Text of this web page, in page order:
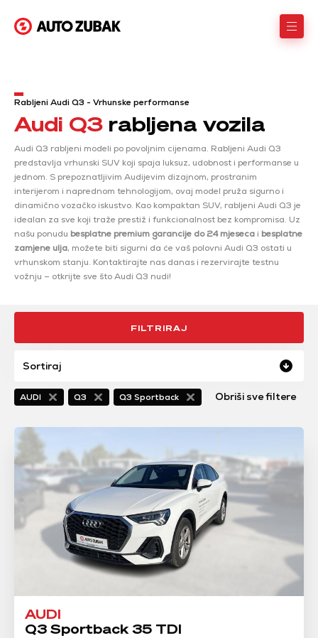
Audi Q3 rabljena vozila
Audi Q3 rabljeni modeli po povoljnim cijenama. Rabljeni Audi Q3
predstavlja vrhunski SUV koji spaja luksuz, udobnost i performanse u
jednom. S prepoznatljivim Audijevim dizajnom, prostranim
interijerom i naprednom tehnologijom, ovaj model pruža sigurno i
dinamično vozačko iskustvo. Kao kompaktan SUV, rabljeni Audi Q3 je
idealan za sve koji traže prestiž i funkcionalnost bez kompromisa. Uz
našu ponudu besplatne premium garancije do 24 mjeseca i besplatne
zamjene ulja, možete biti sigurni da će vaš polovni Audi Q3 ostati u
vrhunskom stanju. Kontaktirajte nas danas i rezervirajte testnu
vožnju – otkrijte sve što Audi Q3 nudi!
Rabljeni Audi Q3 - Vrhunske performanse
FILTRIRAJ
Sortiraj
AUDI Q3 Q3 Sportback Obriši sve filtere
AUDI
Q3 Sportback 35 TDI